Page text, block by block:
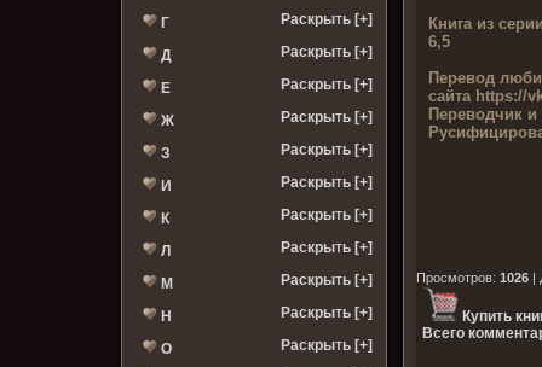
Г Раскрыть [+]
Д Раскрыть [+]
Е Раскрыть [+]
Ж Раскрыть [+]
З Раскрыть [+]
И Раскрыть [+]
К Раскрыть [+]
Л Раскрыть [+]
М Раскрыть [+]
Н Раскрыть [+]
О Раскрыть [+]
Книга из
6,5
Перевод
сайта https://
Переводчик
Просмотров:1026 |
Купить
Всего